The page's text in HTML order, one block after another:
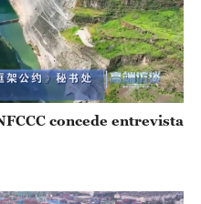
concede entrevista